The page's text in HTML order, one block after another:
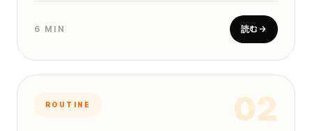
6 MIN 読む →
ROUTINE 02